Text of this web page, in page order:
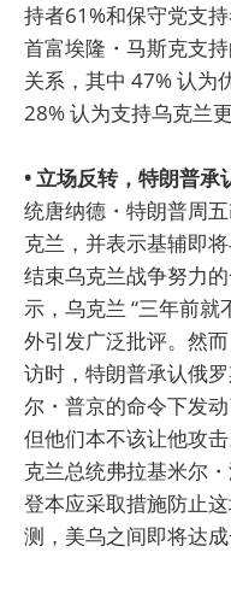
持者61%和保守党支
首富埃隆・马斯克支
关系，其中 47% 认为
28% 认为支持乌克兰更
• 立场反转，特朗普承
统唐纳德・特朗普周
克兰，并表示基辅即
结束乌克兰战争努力
示，乌克兰 “三年前就
外引发广泛批评。然
访时，特朗普承认俄
尔・普京的命令下发
但他们本不该让他攻
克兰总统弗拉基米尔
登本应采取措施防止
测，美乌之间即将达成